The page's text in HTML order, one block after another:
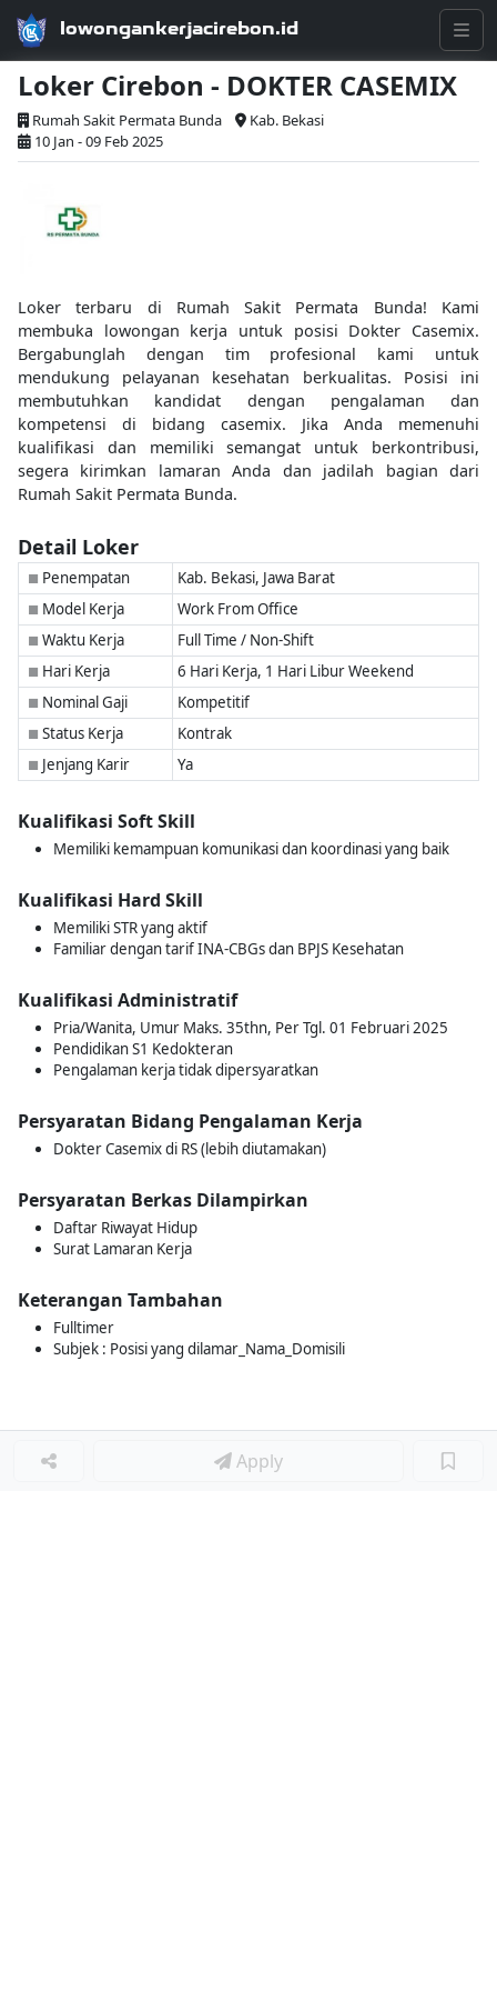
lowongankerjacirebon.id
Loker Cirebon - DOKTER CASEMIX
Rumah Sakit Permata Bunda
Kab. Bekasi
10 Jan - 09 Feb 2025
Loker terbaru di Rumah Sakit Permata Bunda! Kami
membuka lowongan kerja untuk posisi Dokter Casemix.
Bergabunglah dengan tim profesional kami untuk
mendukung pelayanan kesehatan berkualitas. Posisi ini
membutuhkan kandidat dengan pengalaman dan
kompetensi di bidang casemix. Jika Anda memenuhi
kualifikasi dan memiliki semangat untuk berkontribusi,
segera kirimkan lamaran Anda dan jadilah bagian dari
Rumah Sakit Permata Bunda.
Detail Loker
■ Penempatan Kab. Bekasi, Jawa Barat
■ Model Kerja Work From Office
■ Waktu Kerja Full Time / Non-Shift
■ Hari Kerja 6 Hari Kerja, 1 Hari Libur Weekend
■ Nominal Gaji Kompetitif
■ Status Kerja Kontrak
■ Jenjang Karir Ya
Kualifikasi Soft Skill
Memiliki kemampuan komunikasi dan koordinasi yang baik
Kualifikasi Hard Skill
Memiliki STR yang aktif
Familiar dengan tarif INA-CBGs dan BPJS Kesehatan
Kualifikasi Administratif
Pria/Wanita, Umur Maks. 35thn, Per Tgl. 01 Februari 2025
Pendidikan S1 Kedokteran
Pengalaman kerja tidak dipersyaratkan
Persyaratan Bidang Pengalaman Kerja
Dokter Casemix di RS (lebih diutamakan)
Persyaratan Berkas Dilampirkan
Daftar Riwayat Hidup
Surat Lamaran Kerja
Keterangan Tambahan
Fulltimer
Subjek : Posisi yang dilamar_Nama_Domisili
Apply